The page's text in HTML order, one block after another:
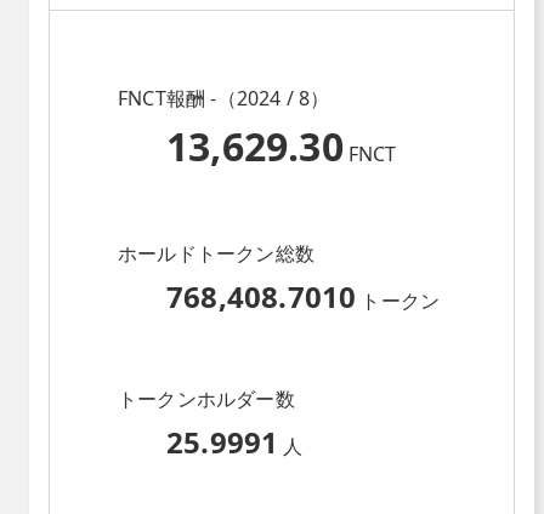
FNCT報酬 -（2024 / 8）
13,629.30 FNCT
ホールドトークン総数
768,408.7010 トークン
トークンホルダー数
25.9991 人